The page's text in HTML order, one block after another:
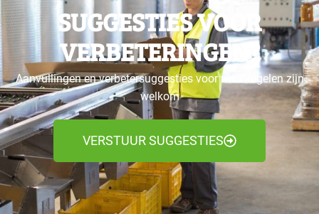
SUGGESTIES VOOR
VERBETERINGEN?
Aanvullingen en verbetersuggesties voor maatregelen zijn
welkom
VERSTUUR SUGGESTIES